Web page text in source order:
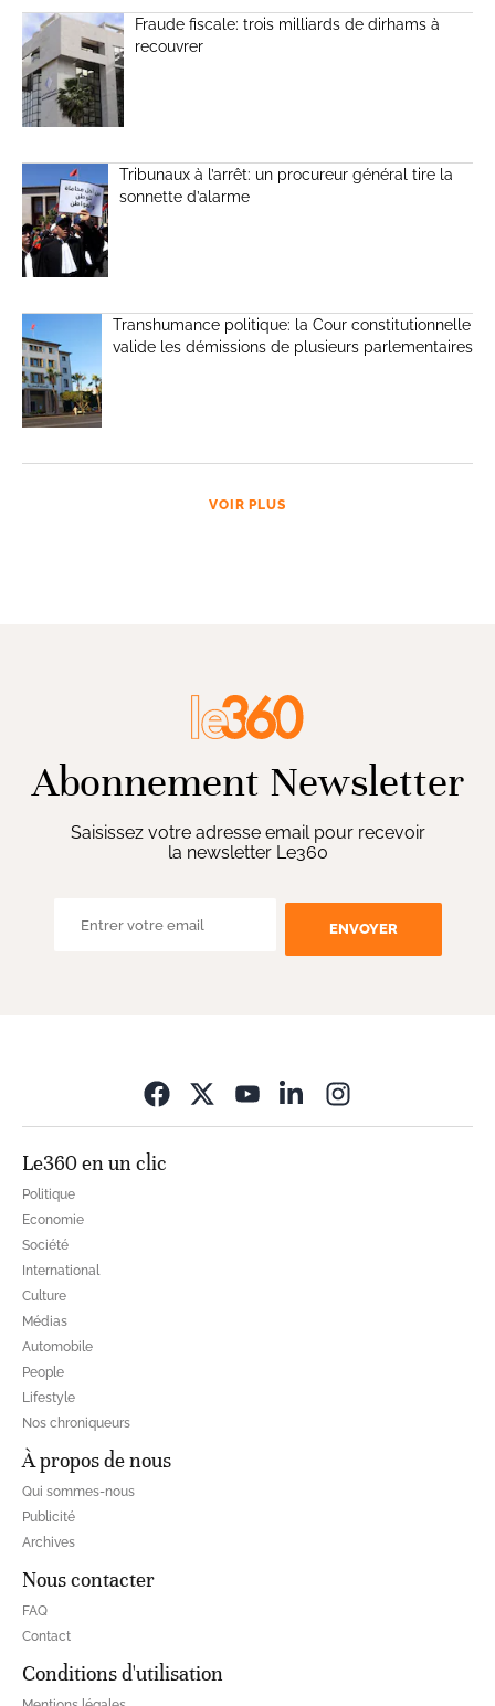
Fraude fiscale: trois milliards de dirhams à
recouvrer
Tribunaux à l’arrêt: un procureur général tire la
sonnette d’alarme
Transhumance politique: la Cour constitutionnelle
valide les démissions de plusieurs parlementaires
VOIR PLUS
Abonnement Newsletter
Saisissez votre adresse email pour recevoir
la newsletter Le360
ENVOYER
Le360 en un clic
Politique
Economie
Société
International
Culture
Médias
Automobile
People
Lifestyle
Nos chroniqueurs
À propos de nous
Qui sommes-nous
Publicité
Archives
Nous contacter
FAQ
Contact
Conditions d'utilisation